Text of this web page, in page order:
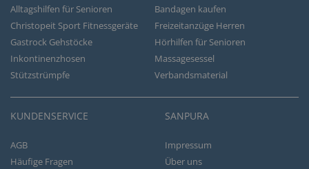
Alltagshilfen für Senioren
Bandagen kaufen
Christopeit Sport Fitnessgeräte
Freizeitanzüge Herren
Gastrock Gehstöcke
Hörhilfen für Senioren
Inkontinenzhosen
Massagesessel
Stützstrümpfe
Verbandsmaterial
KUNDENSERVICE
AGB
Häufige Fragen
SANPURA
Impressum
Über uns